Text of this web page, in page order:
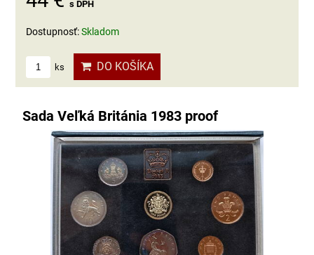
s DPH
Dostupnosť:Skladom
ks DO KOŠÍKA
Sada Veľká Británia 1983 proof